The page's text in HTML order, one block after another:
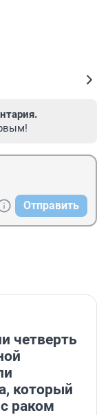
Отправить
четверть
который
раком